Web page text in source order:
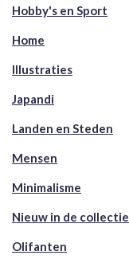
Hobby's en Sport
Home
Illustraties
Japandi
Landen en Steden
Mensen
Minimalisme
Nieuw in de collectie
Olifanten